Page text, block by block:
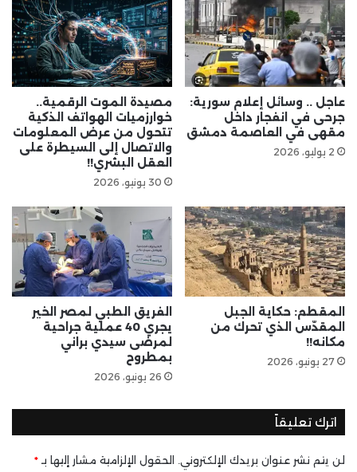
عاجل .. وسائل إعلام سورية:
جرحى في انفجار داخل
مقهى في العاصمة دمشق
2 يوليو، 2026
مصيدة الموت الرقمية..
خوارزميات الهواتف الذكية
تتحول من عرض المعلومات
والاتصال إلى السيطرة على
العقل البشري!!
30 يونيو، 2026
المقطم: حكاية الجبل
المقدّس الذي تحرك من
مكانه!!
27 يونيو، 2026
الفريق الطبي لمصر الخير
يجري 40 عملية جراحية
لمرضى سيدي براني
بمطروح
26 يونيو، 2026
اترك تعليقاً
لن يتم نشر عنوان بريدك الإلكتروني. الحقول الإلزامية مشار إليها بـ *